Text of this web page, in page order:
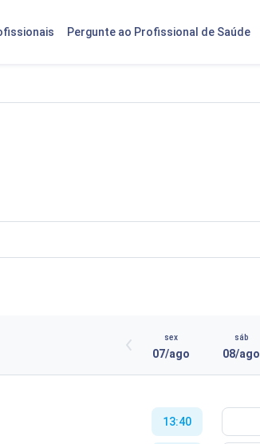
Pergunte ao Profissional de Saúde
sex
07/ago
sáb
08/ago
13:40